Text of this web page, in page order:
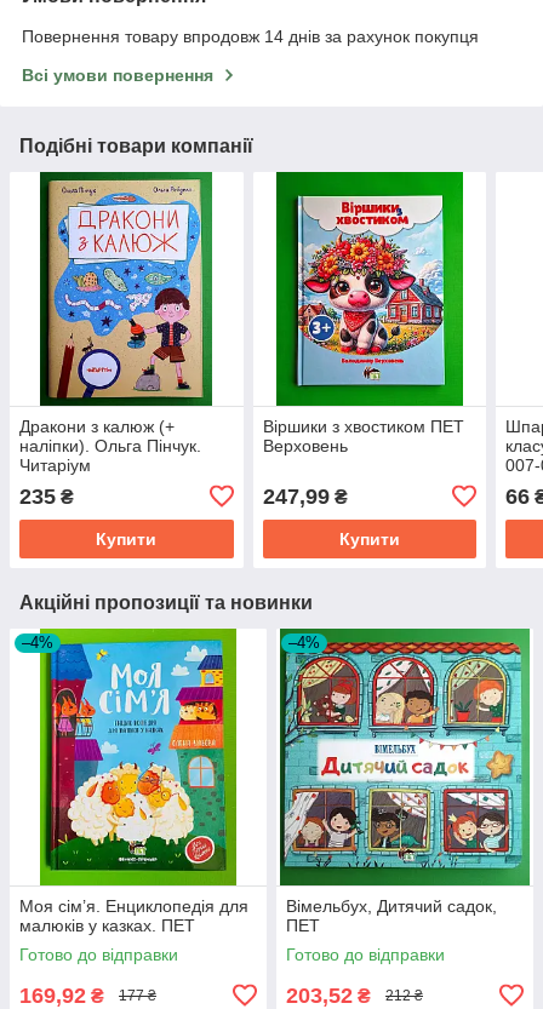
Повернення товару впродовж 14 днів за рахунок покупця
Всі умови повернення
Подібні товари компанії
Дракони з калюж (+
наліпки). Ольга Пінчук.
Читаріум
235 ₴
Купити
Віршики з хвостиком ПЕТ
Верховень
247,99₴
Купити
66
Акційні пропозиції та новинки
–4%
Моя сім’я. Енциклопедія для
малюків у казках. ПЕТ
Готово до відправки
169,92 ₴ 177 ₴
–4%
Вімельбух, Дитячий садок,
ПЕТ
Готово до відправки
203,52 ₴ 212 ₴